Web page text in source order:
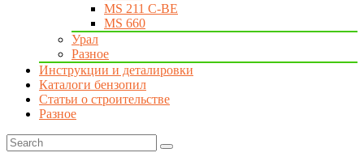
MS 211 C-BE
MS 660
Урал
Разное
Инструкции и деталировки
Каталоги бензопил
Статьи о строительстве
Разное